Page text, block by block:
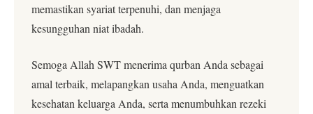
memastikan syariat terpenuhi, dan menjaga
kesungguhan niat ibadah.
Semoga Allah SWT menerima qurban Anda sebagai
amal terbaik, melapangkan usaha Anda, menguatkan
kesehatan keluarga Anda, serta menumbuhkan rezeki